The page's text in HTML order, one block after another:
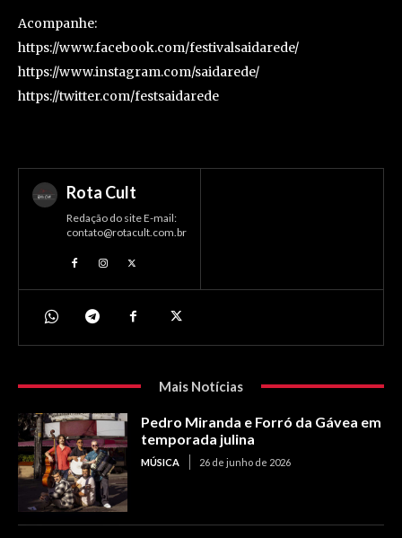
Acompanhe:
https://www.facebook.com/festivalsaidarede/
https://www.instagram.com/saidarede/
https://twitter.com/festsaidarede
Rota Cult
Redação do site E-mail:
contato@rotacult.com.br
Mais Notícias
Pedro Miranda e Forró da Gávea em
temporada julina
MÚSICA 26 de junho de 2026